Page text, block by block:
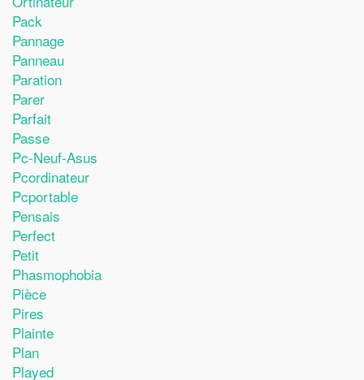
Pack
Pannage
Panneau
Paration
Parer
Parfait
Passe
Pc-Neuf-Asus
Pcordinateur
Pcportable
Pensais
Perfect
Petit
Phasmophobia
Pièce
Pires
Plainte
Plan
Played